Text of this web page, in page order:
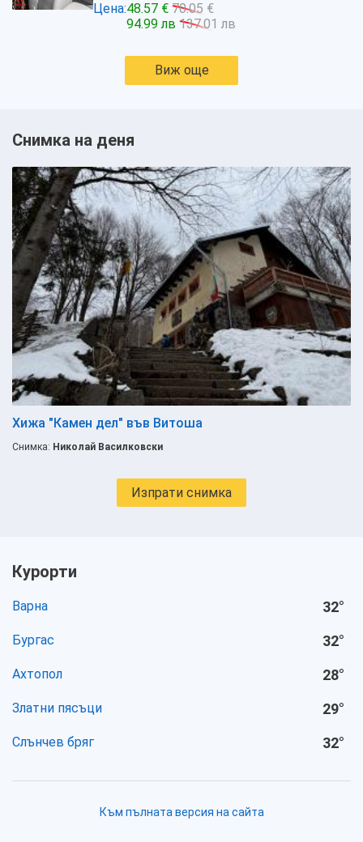
Цена:48.57 € 70.05 €
94.99 лв 137.01 лв
Виж още
Снимка на деня
Хижа "Камен дел" във Витоша
Снимка: Николай Василковски
Изпрати снимка
Курорти
Варна 32°
Бургас 32°
Ахтопол 28°
Златни пясъци 29°
Слънчев бряг 32°
Към пълната версия на сайта